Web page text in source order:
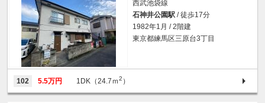
西武池袋線
石神井公園駅 / 徒歩17分
1982年1月 / 2階建
東京都練馬区三原台3丁目
102 5.5万円 1DK（24.7ｍ2 ）